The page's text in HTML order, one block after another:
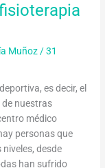
Muñoz/31
es decir, el
nuestras
médico
personas que
desde
han sufrido